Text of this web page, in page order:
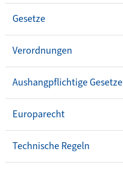
Gesetze
Verordnungen
Aushangpflichtige Gesetze
Europarecht
Technische Regeln